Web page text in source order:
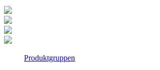
Produktgruppen